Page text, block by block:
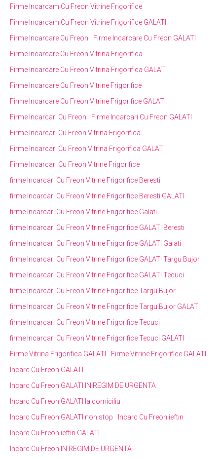
Firme Incarcam Cu Freon Vitrine Frigorifice
Firme Incarcam Cu Freon Vitrine Frigorifice GALATI
Firme Incarcare Cu Freon
Firme Incarcare Cu Freon GALATI
Firme Incarcare Cu Freon Vitrina Frigorifica
Firme Incarcare Cu Freon Vitrina Frigorifica GALATI
Firme Incarcare Cu Freon Vitrine Frigorifice
Firme Incarcare Cu Freon Vitrine Frigorifice GALATI
Firme Incarcari Cu Freon
Firme Incarcari Cu Freon GALATI
Firme Incarcari Cu Freon Vitrina Frigorifica
Firme Incarcari Cu Freon Vitrina Frigorifica GALATI
Firme Incarcari Cu Freon Vitrine Frigorifice
firme Incarcari Cu Freon Vitrine Frigorifice Beresti
firme Incarcari Cu Freon Vitrine Frigorifice Beresti GALATI
firme Incarcari Cu Freon Vitrine Frigorifice Galati
firme Incarcari Cu Freon Vitrine Frigorifice GALATI Beresti
firme Incarcari Cu Freon Vitrine Frigorifice GALATI Galati
firme Incarcari Cu Freon Vitrine Frigorifice GALATI Targu Bujor
firme Incarcari Cu Freon Vitrine Frigorifice GALATI Tecuci
firme Incarcari Cu Freon Vitrine Frigorifice Targu Bujor
firme Incarcari Cu Freon Vitrine Frigorifice Targu Bujor GALATI
firme Incarcari Cu Freon Vitrine Frigorifice Tecuci
firme Incarcari Cu Freon Vitrine Frigorifice Tecuci GALATI
Firme Vitrina Frigorifica GALATI
Firme Vitrine Frigorifice GALATI
Incarc Cu Freon GALATI
Incarc Cu Freon GALATI IN REGIM DE URGENTA
Incarc Cu Freon GALATI la domiciliu
Incarc Cu Freon GALATI non stop
Incarc Cu Freon ieftin
Incarc Cu Freon ieftin GALATI
Incarc Cu Freon IN REGIM DE URGENTA